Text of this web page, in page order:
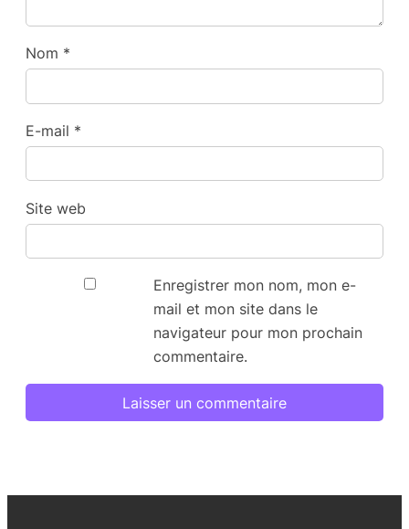
Nom *
E-mail *
Site web
Enregistrer mon nom, mon e-
mail et mon site dans le
navigateur pour mon prochain
commentaire.